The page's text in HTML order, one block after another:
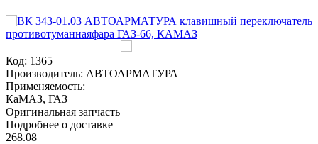
Код: 1365
Производитель: АВТОАРМАТУРА
Применяемость:
КаМАЗ, ГАЗ
Оригинальная запчасть
Подробнее о доставке
268.08